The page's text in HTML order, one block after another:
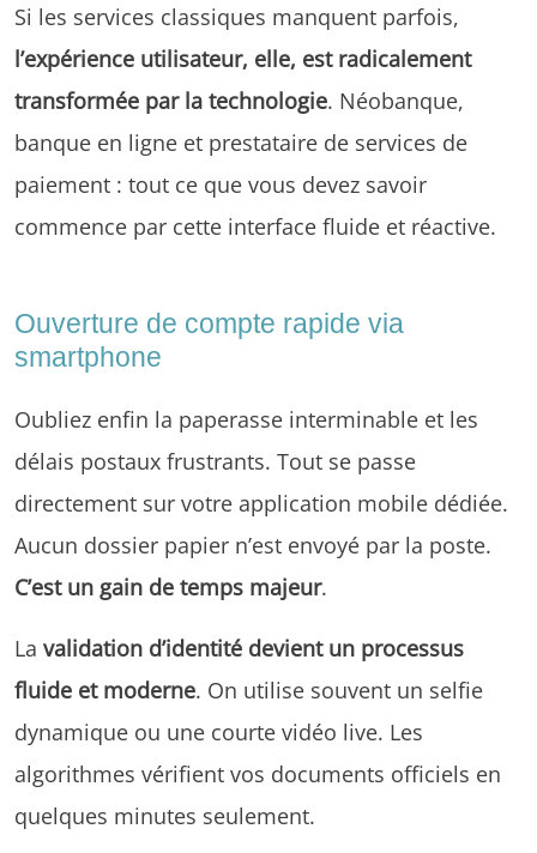
Si les services classiques manquent parfois,
l’expérience utilisateur, elle, est radicalement
transformée par la technologie. Néobanque,
banque en ligne et prestataire de services de
paiement : tout ce que vous devez savoir
commence par cette interface fluide et réactive.
Ouverture de compte rapide via
smartphone
Oubliez enfin la paperasse interminable et les
délais postaux frustrants. Tout se passe
directement sur votre application mobile dédiée.
Aucun dossier papier n’est envoyé par la poste.
C’est un gain de temps majeur.
La validation d’identité devient un processus
fluide et moderne. On utilise souvent un selfie
dynamique ou une courte vidéo live. Les
algorithmes vérifient vos documents officiels en
quelques minutes seulement.